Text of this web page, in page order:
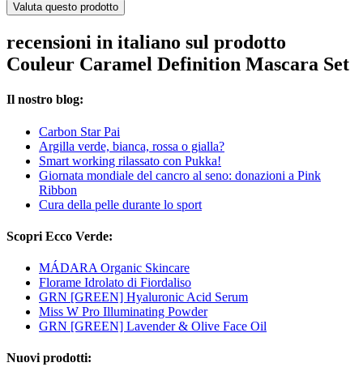
Valuta questo prodotto
recensioni in italiano sul prodotto
Couleur Caramel Definition Mascara Set
Il nostro blog:
Carbon Star Pai
Argilla verde, bianca, rossa o gialla?
Smart working rilassato con Pukka!
Giornata mondiale del cancro al seno: donazioni a Pink
Ribbon
Cura della pelle durante lo sport
Scopri Ecco Verde:
MÁDARA Organic Skincare
Florame Idrolato di Fiordaliso
GRN [GREEN] Hyaluronic Acid Serum
Miss W Pro Illuminating Powder
GRN [GREEN] Lavender & Olive Face Oil
Nuovi prodotti: